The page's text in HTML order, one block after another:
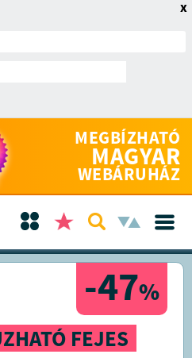
x
MEGBÍZHATÓ
MAGYAR
WEBÁRUHÁZ
-47%
FEJES